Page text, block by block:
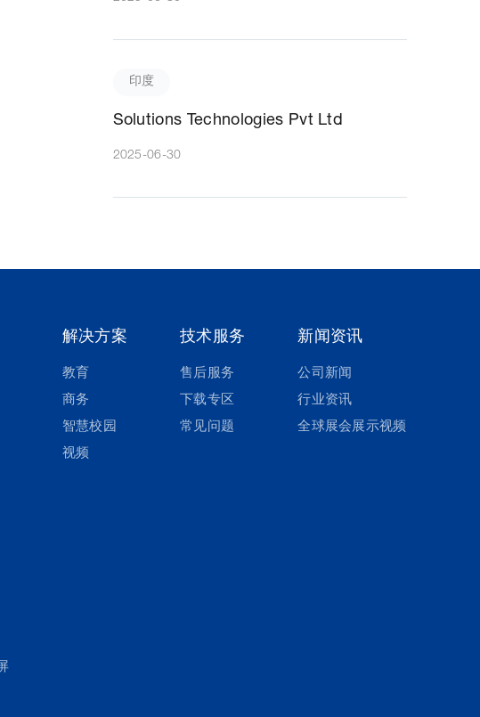
印度
Solutions Technologies Pvt Ltd
2025-06-30
解决方案
教育
商务
智慧校园
视频
技术服务
售后服务
下载专区
常见问题
新闻资讯
公司新闻
行业资讯
全球展会展示视频